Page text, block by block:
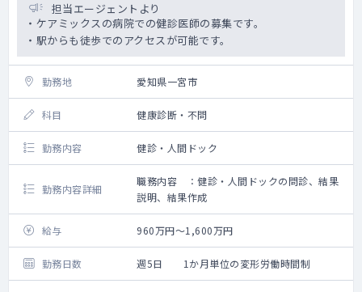
担当エージェントより
・ケアミックスの病院での健診医師の募集です。
・駅からも徒歩でのアクセスが可能です。
勤務地 愛知県一宮市
科目 健康診断・不問
勤務内容 健診・人間ドック
勤務内容詳細
職務内容 ：健診・人間ドックの問診、結果
説明、結果作成
給与 960万円～1,600万円
勤務日数 週5日 1か月単位の変形労働時間制